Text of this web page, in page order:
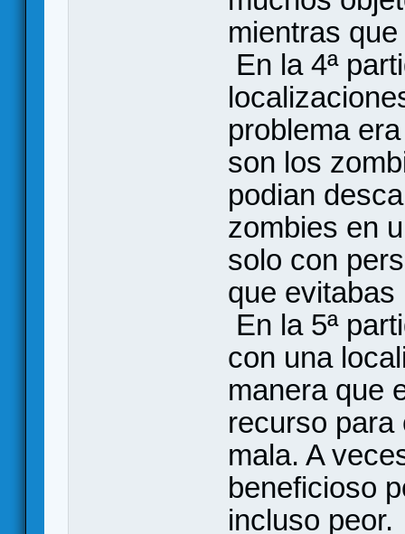
mientras
En la 4ª
problema
son los
podian
zombies en
solo con
que evitabas
En la 5ª
con una
manera que
recurso para
mala. A
beneficioso
incluso peor.